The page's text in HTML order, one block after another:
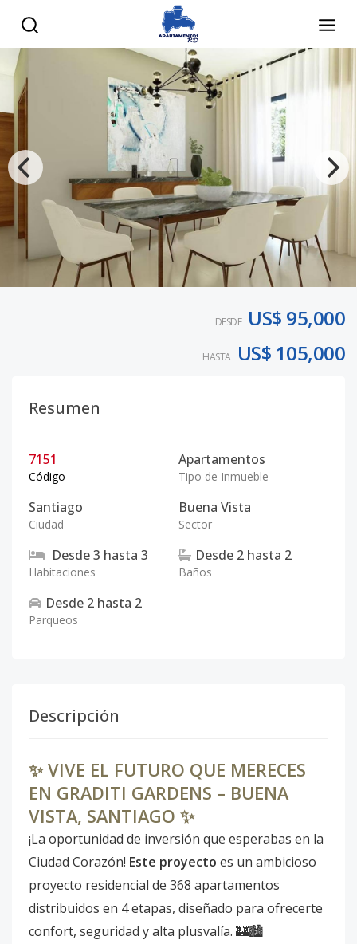
DESDE US$ 95,000
HASTA US$ 105,000
Resumen
7151
Código
Apartamentos
Tipo de Inmueble
Santiago
Ciudad
Buena Vista
Sector
Desde3 hasta 3
Habitaciones
Desde 2 hasta 2
Baños
Desde 2 hasta 2
Parqueos
Descripción
✨ VIVE EL FUTURO QUE MERECES
EN GRADITI GARDENS – BUENA
VISTA, SANTIAGO ✨
¡La oportunidad de inversión que esperabas en la
Ciudad Corazón! Este proyecto es un ambicioso
proyecto residencial de 368 apartamentos
distribuidos en 4 etapas, diseñado para ofrecerte
confort, seguridad y alta plusvalía. 🏰🏙️